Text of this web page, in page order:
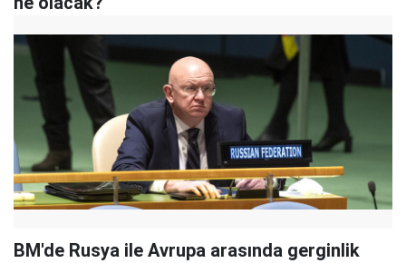
BM'de Rusya ile Avrupa arasında gerginlik